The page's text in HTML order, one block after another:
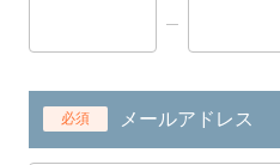
必須 メールアドレス